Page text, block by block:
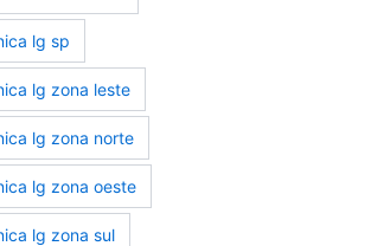
lg sp
lg zona leste
lg zona norte
lg zona oeste
lg zona sul